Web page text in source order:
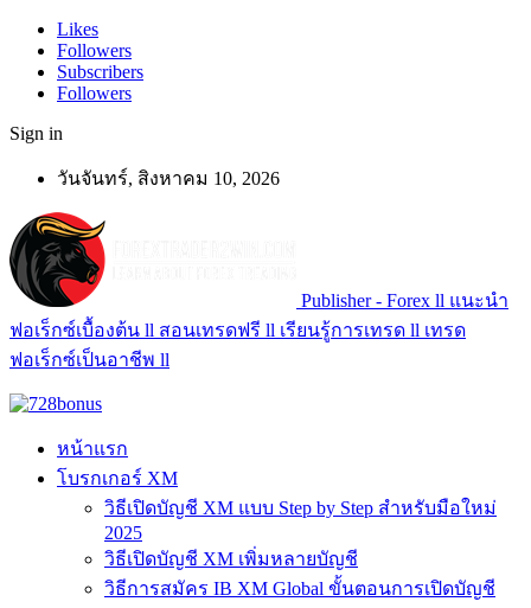
Likes
Followers
Subscribers
Followers
Sign in
วันจันทร์, สิงหาคม 10, 2026
Publisher - Forex ll แนะนำ
ฟอเร็กซ์เบื้องต้น ll สอนเทรดฟรี ll เรียนรู้การเทรด ll เทรด
ฟอเร็กซ์เป็นอาชีพ ll
หน้าแรก
โบรกเกอร์ XM
วิธีเปิดบัญชี XM แบบ Step by Step สำหรับมือใหม่
2025
วิธีเปิดบัญชี XM เพิ่มหลายบัญชี
วิธีการสมัคร IB XM Global ขั้นตอนการเปิดบัญชี